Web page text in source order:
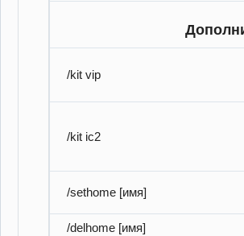
/kit vip
/kit ic2
/sethome [имя]
/delhome [имя]